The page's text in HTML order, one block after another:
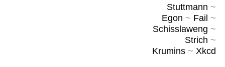
Stuttmann ~
Egon ~ Fail ~
Schisslaweng ~
Strich ~
Krumins~ Xkcd